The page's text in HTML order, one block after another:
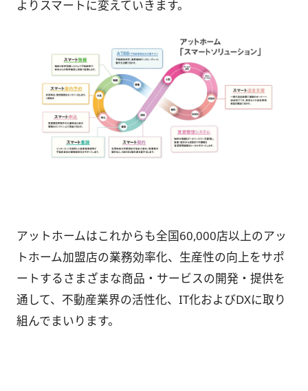
よりスマートに変えていきます。
アットホームはこれからも全国60,000店以上のアッ
トホーム加盟店の業務効率化、生産性の向上をサポ
ートするさまざまな商品・サービスの開発・提供を
通して、不動産業界の活性化、IT化およびDXに取り
組んでまいります。